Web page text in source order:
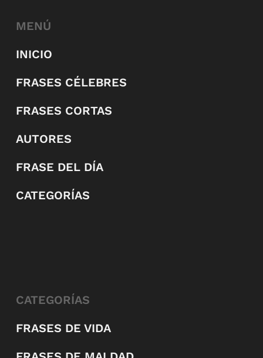
MENÚ
INICIO
FRASES CÉLEBRES
FRASES CORTAS
AUTORES
FRASE DEL DÍA
CATEGORÍAS
CATEGORÍAS
FRASES DE VIDA